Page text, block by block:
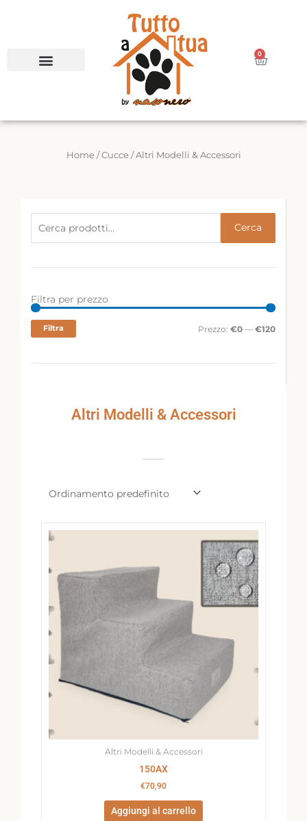
0
Carrello
Home/Cucce/ Altri Modelli & Accessori
Cerca
Filtra per prezzo
Filtra Prezzo: €0 — €120
Altri Modelli & Accessori
Altri Modelli & Accessori
150AX
€70,90
Aggiungi al carrello